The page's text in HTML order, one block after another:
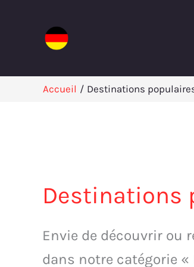
Accueil Destinations
Destinations
Envie de découvrir ou
dans notre catégorie